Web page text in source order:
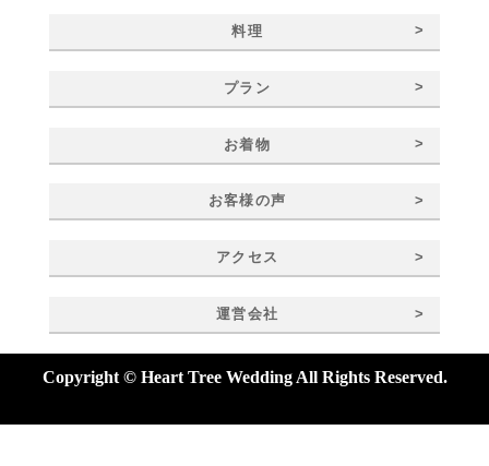
料理 >
プラン >
お着物 >
お客様の声 >
アクセス >
運営会社 >
Copyright © Heart Tree Wedding All Rights Reserved.